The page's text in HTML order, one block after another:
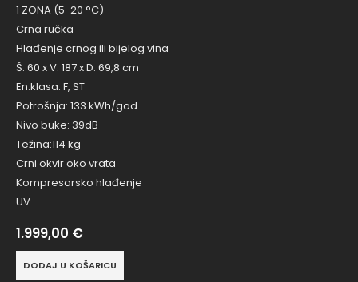
1 ZONA (5-20 °C)
Crna ručka
Hlađenje crnog ili bijelog vina
Š: 60 x V: 187 x D: 69,8 cm
En.klasa: F, ST
Potrošnja: 133 kWh/god
Nivo buke: 39dB
Težina:114 kg
Crni okvir oko vrata
Kompresorsko hlađenje
UV…
1.999,00 €
DODAJ U KOŠARICU